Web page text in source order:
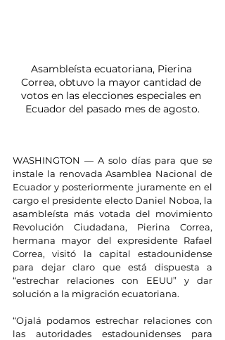
Asambleísta ecuatoriana, Pierina
Correa, obtuvo la mayor cantidad de
votos en las elecciones especiales en
Ecuador del pasado mes de agosto.
WASHINGTON — A solo días para que se
instale la renovada Asamblea Nacional de
Ecuador y posteriormente juramente en el
cargo el presidente electo Daniel Noboa, la
asambleísta más votada del movimiento
Revolución Ciudadana, Pierina Correa,
hermana mayor del expresidente Rafael
Correa, visitó la capital estadounidense
para dejar claro que está dispuesta a
“estrechar relaciones con EEUU” y dar
solución a la migración ecuatoriana.
“Ojalá podamos estrechar relaciones con
las autoridades estadounidenses para